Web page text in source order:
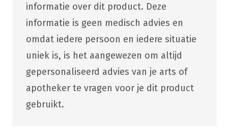
informatie over dit product. Deze
informatie is geen medisch advies en
omdat iedere persoon en iedere situatie
uniek is, is het aangewezen om altijd
gepersonaliseerd advies van je arts of
apotheker te vragen voor je dit product
gebruikt.